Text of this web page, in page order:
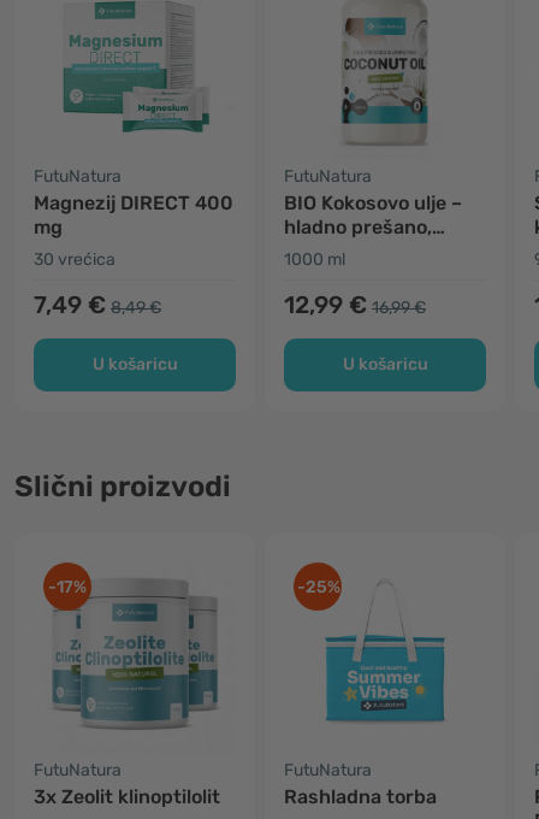
FutuNatura
Magnezij DIRECT 400
mg
30 vrećica
7,49 € 8,49 €
U košaricu
FutuNatura
BIO Kokosovo ulje –
hladno prešano,
nerafinirano
1000 ml
12,99 € 16,99 €
U košaricu
Slični proizvodi
-17%
FutuNatura
3x Zeolit klinoptilolit
-25%
FutuNatura
Rashladna torba